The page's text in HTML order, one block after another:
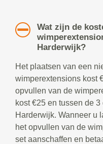
Wat zijn de
Harderwijk?
Het plaatsen van een
wimperextensions kost
opvullen van de
kost €25 en tussen de
Harderwijk. Wanneer u
het opvullen van de
set aanschaffen en